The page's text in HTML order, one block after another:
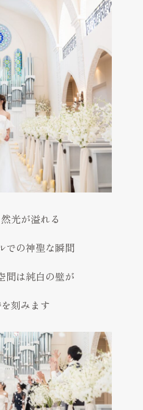
光が溢れる
での神聖な瞬間
間は純白の壁が
刻みます